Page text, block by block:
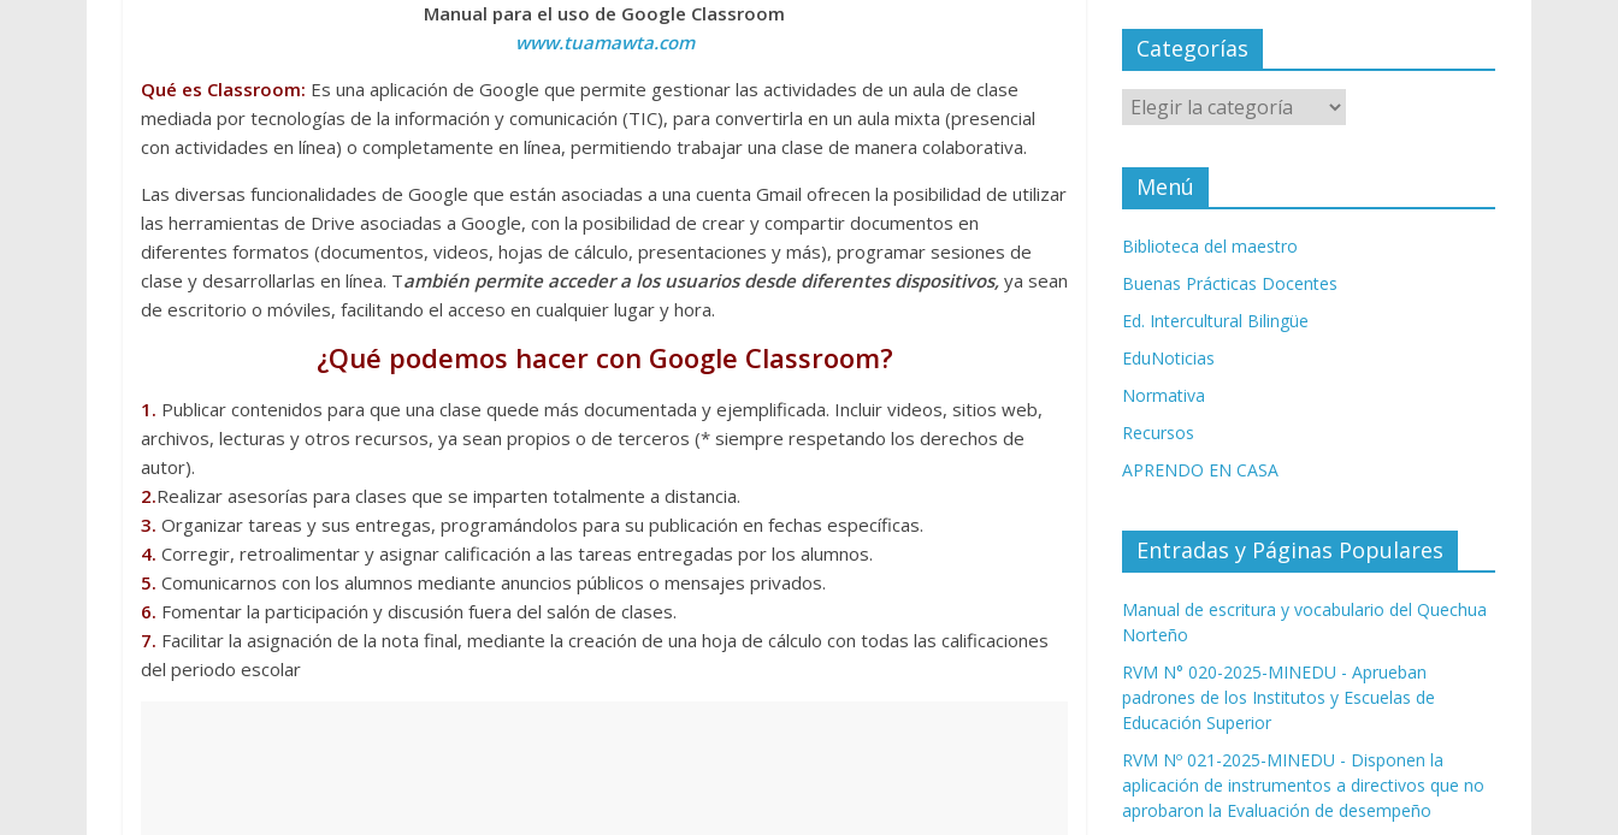
Manual para el uso de Google Classroom
www.tuamawta.com
Qué es Classroom: Es una aplicación de Google que permite gestionar las actividades de un aula de clase
mediada por tecnologías de la información y comunicación (TIC), para convertirla en un aula mixta (presencial
con actividades en línea) o completamente en línea, permitiendo trabajar una clase de manera colaborativa.
Las diversas funcionalidades de Google que están asociadas a una cuenta Gmail ofrecen la posibilidad de utilizar
las herramientas de Drive asociadas a Google, con la posibilidad de crear y compartir documentos en
diferentes formatos (documentos, videos, hojas de cálculo, presentaciones y más), programar sesiones de
clase y desarrollarlas en línea. También permite acceder a los usuarios desde diferentes dispositivos, ya sean
de escritorio o móviles, facilitando el acceso en cualquier lugar y hora.
¿Qué podemos hacer con Google Classroom?
1. Publicar contenidos para que una clase quede más documentada y ejemplificada. Incluir videos, sitios web,
archivos, lecturas y otros recursos, ya sean propios o de terceros (* siempre respetando los derechos de
autor).
2.Realizar asesorías para clases que se imparten totalmente a distancia.
3. Organizar tareas y sus entregas, programándolos para su publicación en fechas específicas.
4. Corregir, retroalimentar y asignar calificación a las tareas entregadas por los alumnos.
5. Comunicarnos con los alumnos mediante anuncios públicos o mensajes privados.
6. Fomentar la participación y discusión fuera del salón de clases.
7. Facilitar la asignación de la nota final, mediante la creación de una hoja de cálculo con todas las calificaciones
del periodo escolar
Categorías
Categorías
Menú
Biblioteca del maestro
Buenas Prácticas Docentes
Ed. Intercultural Bilingüe
EduNoticias
Normativa
Recursos
APRENDO EN CASA
Entradas y Páginas Populares
Manual de escritura y vocabulario del Quechua
Norteño
RVM N° 020-2025-MINEDU - Aprueban
padrones de los Institutos y Escuelas de
Educación Superior
RVM Nº 021-2025-MINEDU - Disponen la
aplicación de instrumentos a directivos que no
aprobaron la Evaluación de desempeño